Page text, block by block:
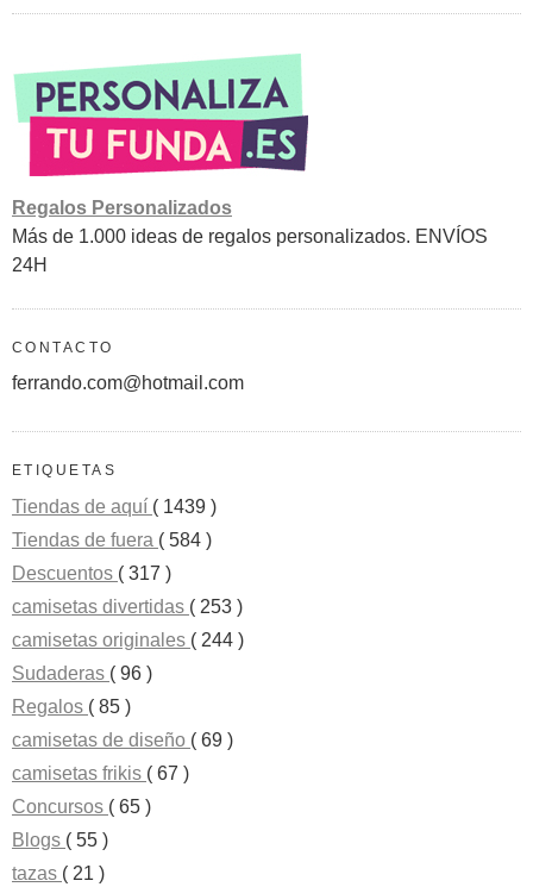
Regalos Personalizados
Más de 1.000 ideas de regalos personalizados. ENVÍOS
24H
CONTACTO
ferrando.com@hotmail.com
ETIQUETAS
Tiendas de aquí ( 1439 )
Tiendas de fuera ( 584 )
Descuentos ( 317 )
camisetas divertidas ( 253 )
camisetas originales ( 244 )
Sudaderas ( 96 )
Regalos ( 85 )
camisetas de diseño ( 69 )
camisetas frikis ( 67 )
Concursos ( 65 )
Blogs ( 55 )
tazas ( 21 )